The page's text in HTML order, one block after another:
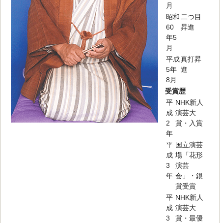
月
昭和
60
年5
月
二つ目
昇進
平成
5年
8月
真打昇
進
受賞歴
平
成
2
年
NHK新人
演芸大
賞・入賞
平
成
3
年
国立演芸
場「花形
演芸
会」・銀
賞受賞
平
成
3
NHK新人
演芸大
賞・最優